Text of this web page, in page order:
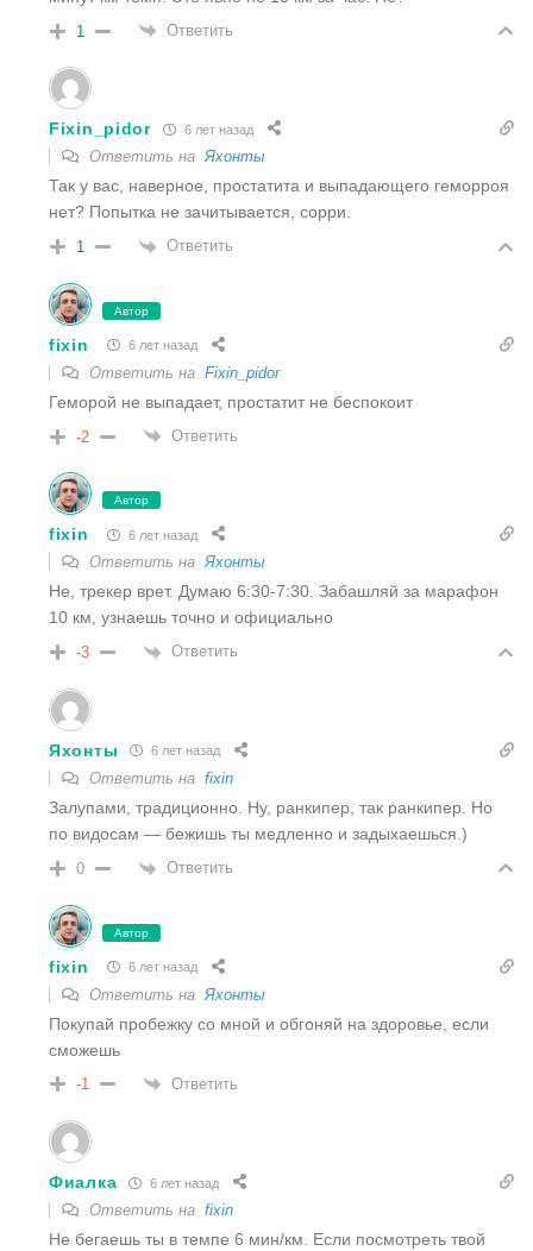
1 Ответить
Fixin_pidor 6 лет назад
Ответить наЯхонты
Так у вас, наверное, простатита и выпадающего геморроя
нет? Попытка не зачитывается, сорри.
1 Ответить
Автор
fixin 6 лет назад
Ответить на Fixin_pidor
Геморой не выпадает, простатит не беспокоит
-2 Ответить
Автор
fixin 6 лет назад
Ответить наЯхонты
Не, трекер врет. Думаю 6:30-7:30. Забашляй за марафон
10 км, узнаешь точно и официально
-3 Ответить
Яхонты 6 лет назад
Ответить на fixin
Залупами, традиционно. Ну, ранкипер, так ранкипер. Но
по видосам — бежишь ты медленно и задыхаешься.)
0 Ответить
Автор
fixin 6 лет назад
Ответить на Яхонты
Покупай пробежку со мной и обгоняй на здоровье, если
сможешь
-1 Ответить
Фиалка 6 лет назад
Ответить на fixin
Не бегаешь ты в темпе 6 мин/км. Если посмотреть твой